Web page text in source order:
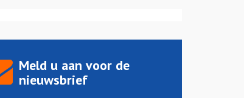
Meld u aan voor de
nieuwsbrief